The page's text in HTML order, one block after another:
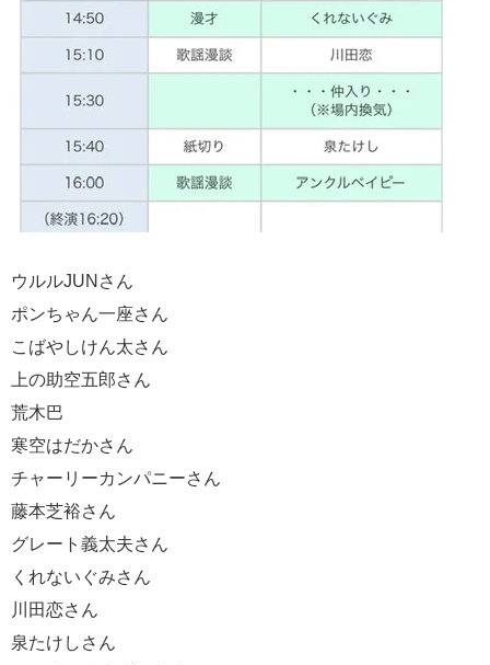
ウルルJUNさん
ポンちゃん一座さん
こばやしけん太さん
上の助空五郎さん
荒木巴
寒空はだかさん
チャーリーカンパニーさん
藤本芝裕さん
グレート義太夫さん
くれないぐみさん
川田恋さん
泉たけしさん